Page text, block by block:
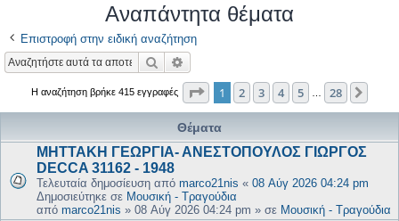
Αναπάντητα θέματα
Επιστροφή στην ειδική αναζήτηση
Αναζήτηση
Η αναζήτηση βρήκε 415 εγγραφές Σελίδα από28
1 2 3 4 5 28
Θέματα
ΜΗΤΤΑΚΗ ΓΕΩΡΓΙΑ- ΑΝΕΣΤΟΠΟΥΛΟΣ ΓΙΩΡΓΟΣ
DECCA 31162 - 1948
Τελευταία δημοσίευση από marco21nis « 08 Αύγ 2026 04:24 pm
Δημοσιεύτηκε σε Μουσική - Τραγούδια
από marco21nis » 08 Αύγ 2026 04:24 pm » σε Μουσική - Τραγούδια